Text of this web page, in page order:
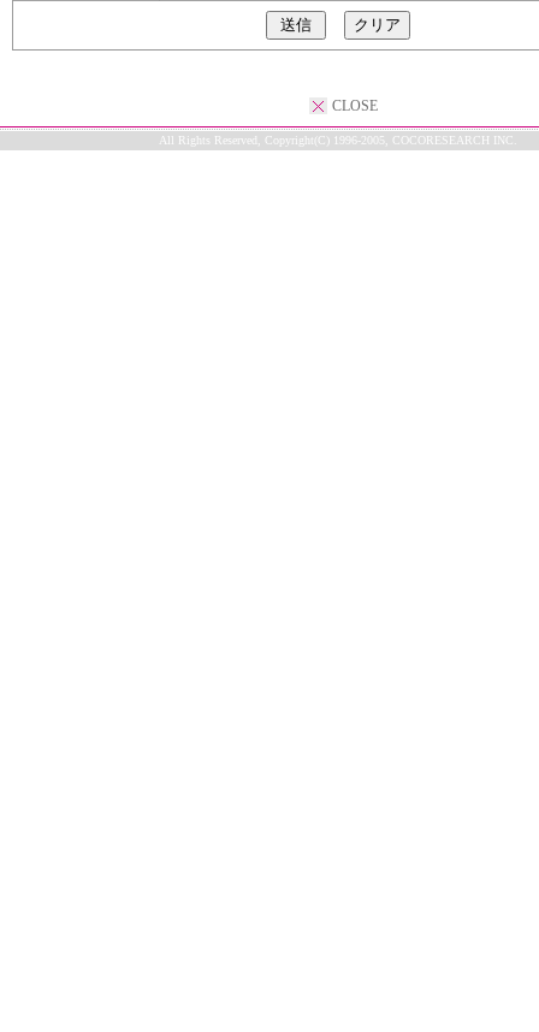
CLOSE
All Rights Reserved, Copyright(C) 1996-2005, COCORESEARCH INC.